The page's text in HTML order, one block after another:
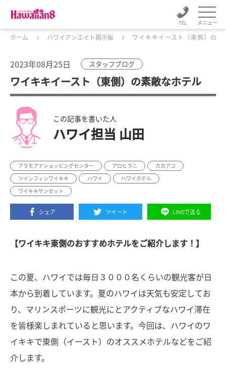
メニュー
ホーム ハワイアンエイト掲示板 ワイキキイースト（東側）の素
2023年08月25日 スタッフブログ
ワイキキイースト（東側）の素敵なホテル
この記事を書いた人
ハワイ担当 山田
アラモアナショッピングセンター アロヒラニ
カカアコ
ツインフィンワイキキ
ハワイ
ハワイホテル
ワイキキサンセット
シェア ツイート LINEで送る
【ワイキキ東側のおすすめホテルをご紹介します！】
この夏、ハワイでは毎日３０００名くらいの観光客が日
本から到着しています。夏のハワイは天気も安定してお
り、マリンスポーツに観光にとアクティブなハワイ滞在
を皆様楽しまれていると思います。今回は、ハワイのワ
イキキで東側（イースト）のオススメホテルなどをご紹
介します。